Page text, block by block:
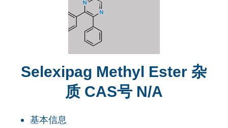
Selexipag Methyl Ester 杂
质 CAS号 N/A
基本信息